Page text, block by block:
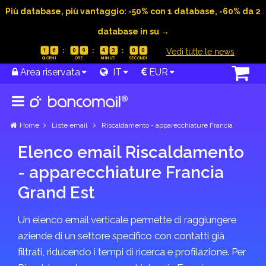
Più database, più vantaggio: -50% con 1 database, -60% da 2
database in su →
1 6 0 9 4 3 0 0 Vedi tutte le news
Area riservata IT EUR
Home Liste email Riscaldamento - apparecchiature Francia
Elenco email Riscaldamento
- apparecchiature Francia
Grand Est
Un elenco email verticale permette di raggiungere
aziende di un settore specifico con contatti già
filtrati, riducendo i tempi di ricerca e profilazione. Per